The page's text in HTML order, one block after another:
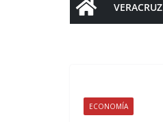
VERACRUZ
ECONOMÍA